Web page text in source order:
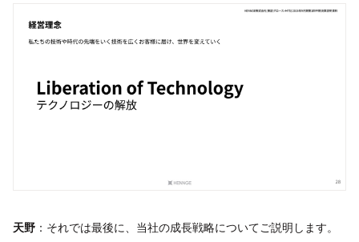
天野 ：それでは最後に、当社の成長戦略についてご説明します。